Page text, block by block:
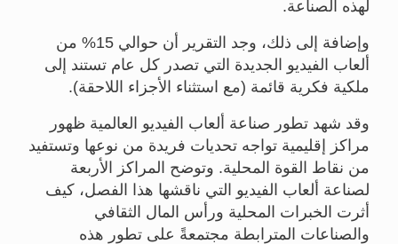
لهذه الصناعة.
وإضافة إلى ذلك، وجد التقرير أن حوالي 15% من
ألعاب الفيديو الجديدة التي تصدر كل عام تستند إلى
ملكية فكرية قائمة (مع استثناء الأجزاء اللاحقة).
وقد شهد تطور صناعة ألعاب الفيديو العالمية ظهور
مراكز إقليمية تواجه تحديات فريدة من نوعها وتستفيد
من نقاط القوة المحلية. وتوضح المراكز الأربعة
لصناعة ألعاب الفيديو التي ناقشها هذا الفصل، كيف
أثرت الخبرات المحلية ورأس المال الثقافي
والصناعات المترابطة مجتمعةً على تطور هذه